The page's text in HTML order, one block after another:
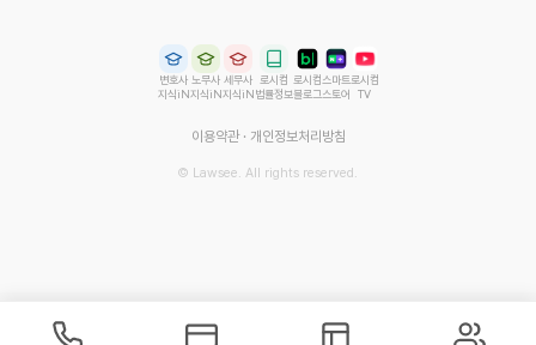
변호사
지식iN
노무사
지식iN
세무사
지식iN
로시컴
법률정보
로시컴
블로그
스마트
스토어
로시컴
TV
이용약관· 개인정보처리방침
© Lawsee. All rights reserved.